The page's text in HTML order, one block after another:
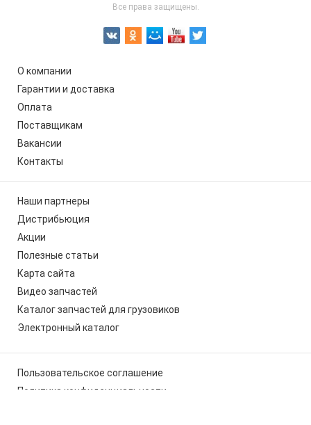
Все права защищены.
О компании
Гарантии и доставка
Оплата
Поставщикам
Вакансии
Контакты
Наши партнеры
Дистрибьюция
Акции
Полезные статьи
Карта сайта
Видео запчастей
Каталог запчастей для грузовиков
Электронный каталог
Пользовательское соглашение
Политика конфиденциальности